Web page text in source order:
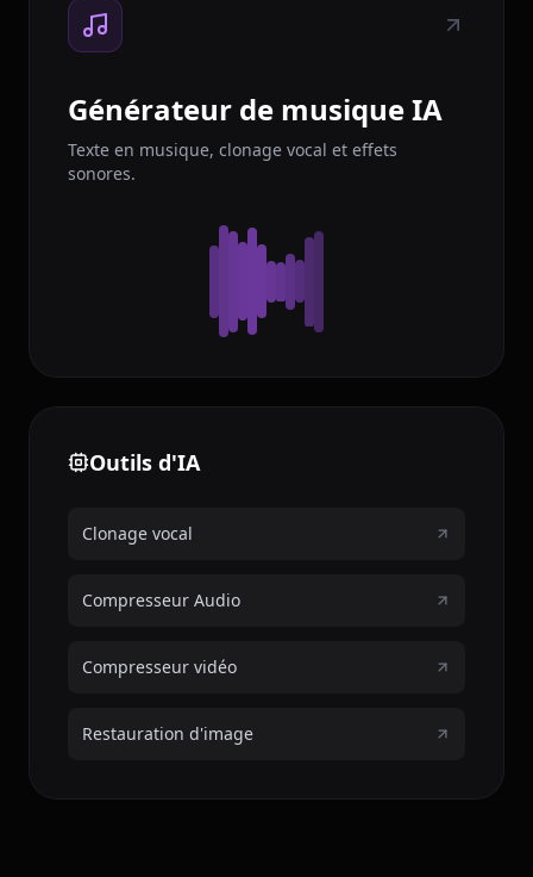
Générateur de musique IA
Texte en musique, clonage vocal et effets
sonores.
Outils d'IA
Clonage vocal
Compresseur Audio
Compresseur vidéo
Restauration d'image